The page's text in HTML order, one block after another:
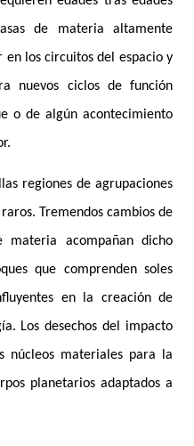
de materia altamente
en los circuitos del espacio y
nuevos ciclos de función
o de algún acontecimiento
regiones de agrupaciones
Tremendos cambios de
materia acompañan dicho
que comprenden soles
en la creación de
Los desechos del impacto
núcleos materiales para la
planetarios adaptados a